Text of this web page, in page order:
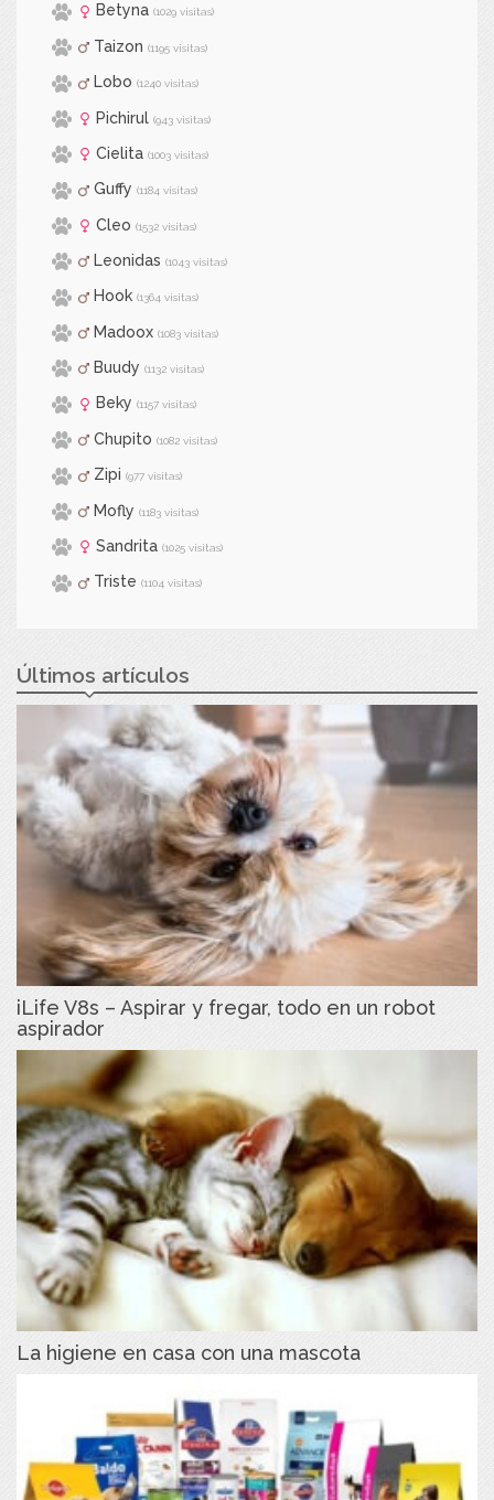
Betyna (1029 visitas)
Taizon (1195 visitas)
Lobo (1240 visitas)
Pichirul (943 visitas)
Cielita (1003 visitas)
Guffy (1184 visitas)
Cleo (1532 visitas)
Leonidas (1043 visitas)
Hook (1364 visitas)
Madoox (1083 visitas)
Buudy (1132 visitas)
Beky (1157 visitas)
Chupito (1082 visitas)
Zipi (977 visitas)
Mofly (1183 visitas)
Sandrita (1025 visitas)
Triste (1104 visitas)
Últimos artículos
iLife V8s – Aspirar y fregar, todo en un robot
aspirador
La higiene en casa con una mascota